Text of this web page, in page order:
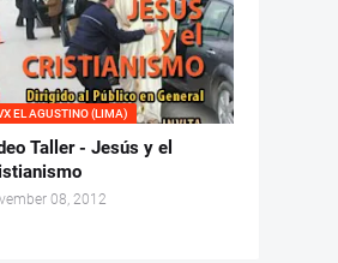
EL AGUSTINO (LIMA)
Taller - Jesús y el
08, 2012